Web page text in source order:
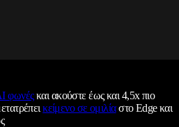
φωνέςκαι ακούστε έως και 4,5x πιο
κείμενο σε ομιλίαστο Edge και